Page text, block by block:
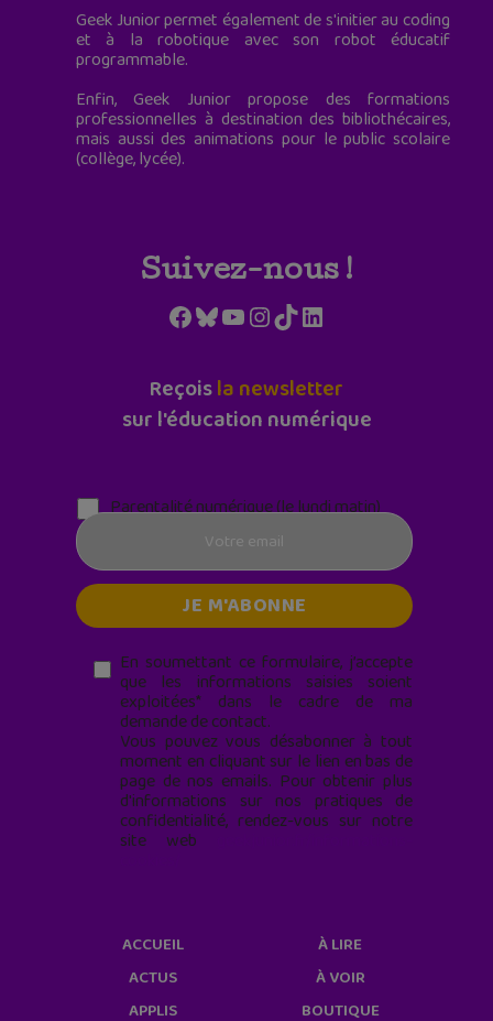
Geek Junior permet également de s'initier au coding
et à la robotique avec son robot éducatif
programmable.
Enfin, Geek Junior propose des formations
professionnelles à destination des bibliothécaires,
mais aussi des animations pour le public scolaire
(collège, lycée).
Suivez-nous !
Facebook
Bluesky
YouTube
Instagram
TikTokLinkedIn
Reçoisla newsletter
sur l'éducation numérique
Parentalité numérique (le lundi matin)
En soumettant ce formulaire, j’accepte
que les informations saisies soient
exploitées* dans le cadre de ma
demande de contact.
Vous pouvez vous désabonner à tout
moment en cliquant sur le lien en bas de
page de nos emails. Pour obtenir plus
d'informations sur nos pratiques de
confidentialité, rendez-vous sur notre
site web
ACCUEIL
ACTUS
APPLIS
À LIRE
À VOIR
BOUTIQUE